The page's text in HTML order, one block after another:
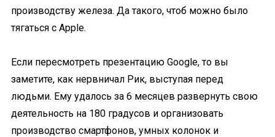
производству железа. Да такого, чтоб можно было
тягаться с Apple.
Если пересмотреть презентацию Google, то вы
заметите, как нервничал Рик, выступая перед
людьми. Ему удалось за 6 месяцев развернуть свою
деятельность на 180 градусов и организовать
производство смартфонов, умных колонок и